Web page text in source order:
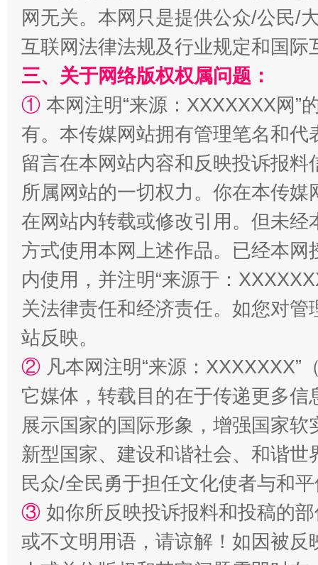
解纷+调解+退费，一次搞定
站台名比不上好声名
漫山遍野的桃花与雪山、麦地、白藏房 除
网无关。本网只是提供公众/公民/
互联网法律法规及行业规定和国
三、关于网络版权权属问题：
① 本网注明“来源：XXXXXXX网”
有。本传媒网站拥有管理笔名和
留言在本网站内容和反映投诉报
所属网站的一切权力。你在本传
在网站内转载或修改引用。但未
方式使用本网上述作品。已经本
内使用，并注明“来源于：
关法律责任和经济责任。如您对
站反映。
② 凡本网注明“来源：
它媒体，转载目的在于传递更多
展示国家的国际形象，增强国家
新型国家、建设和谐社会、和谐
民众/全民勇于担任文化使者与和
③ 如你所反映投诉报料和投稿的
或不文明用语，请谅解！如因被